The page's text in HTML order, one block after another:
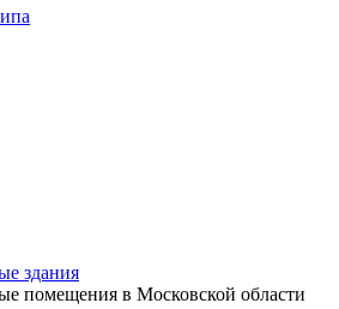
здания
помещения в Московской области